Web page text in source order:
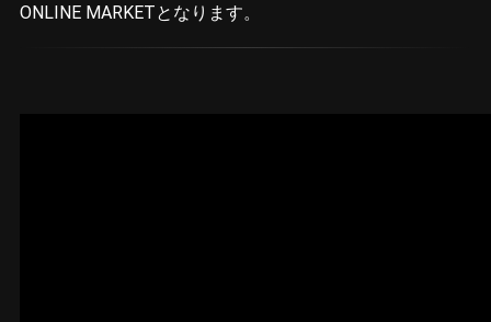
ONLINE MARKETとなります。